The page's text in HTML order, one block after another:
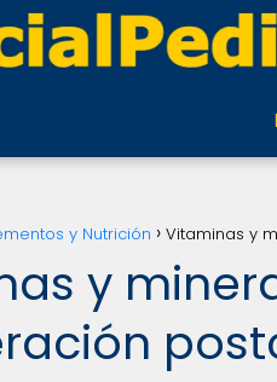
y Nutrición Vitaminas y
y